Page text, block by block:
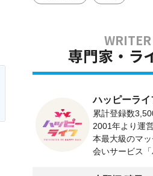
専門家・ラ
ハッピーライ
累計登録数
2001年より運
本最大級のマ
会いサービス「